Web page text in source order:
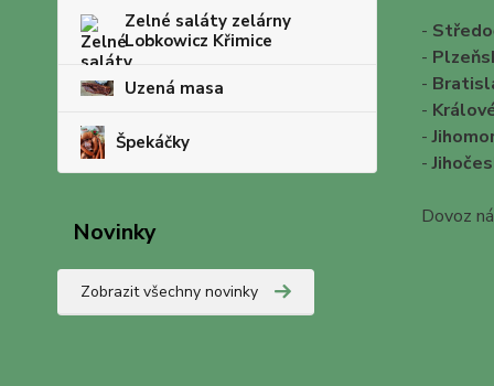
Zelné saláty zelárny
Lobkowicz Křimice
Uzená masa
Špekáčky
Novinky
Zobrazit všechny novinky
-
-
-
-
-
-
Dovoz